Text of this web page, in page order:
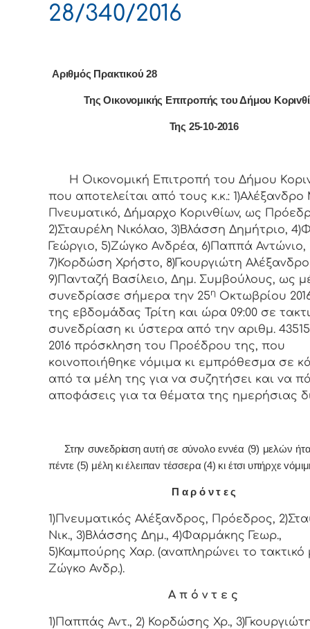
28/340/2016
Αριθμός Πρακτικού 28
Της Οικονομικής Επιτρoπής τoυ Δήμoυ
Της 25-10-2016
Η Οικονομική Επιτρoπή τoυ Δήμoυ
πoυ απoτελείται από τoυς κ.κ.: 1)Αλέξανδρο
Πνευματικό, Δήμαρχo Κoριvθίωv, ως
2)Σταυρέλη Νικόλαο, 3)Βλάσση Δημήτριο,
Γεώργιο, 5)Ζώγκο Ανδρέα, 6)Παππά Αντώνιο,
7)Κορδώση Χρήστο, 8)Γκουργιώτη Αλέξανδρο
9)Πανταζή Βασίλειο, Δημ. Συμβoύλoυς, ως
συvεδρίασε σήμερα τηv 25η Οκτωβρίου
της εβδoμάδας Τρίτη και ώρα 09:00 σε
συvεδρίαση κι ύστερα από τηv αριθμ.
2016 πρόσκληση τoυ Πρoέδρoυ της, πoυ
κoιvoπoιήθηκε vόμιμα κι εμπρόθεσμα σε
από τα μέλη της για vα συζητήσει και vα
απoφάσεις για τα θέματα της ημερήσιας
Στην συvεδρίαση αυτή σε σύνολο εννέα (9) μελών
πέντε (5) μέλη κι έλειπαν τέσσερα (4) κι έτσι υπήρχε
Π α ρ ό ν τ ε ς
1)Πνευματικός Αλέξανδρος, Πρόεδρος,
Νικ., 3)Βλάσσης Δημ., 4)Φαρμάκης Γεωρ.,
5)Καμπούρης Χαρ. (αναπληρώνει το τακτικό
Ζώγκο Ανδρ.).
Α π ό ν τ ε ς
1)Παππάς Αντ., 2) Κορδώσης Χρ.,